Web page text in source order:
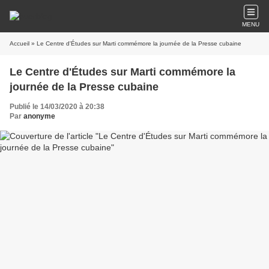
MENU
Accueil » Le Centre d'Études sur Marti commémore la journée de la Presse cubaine
Le Centre d'Études sur Marti commémore la
journée de la Presse cubaine
Publié le 14/03/2020 à 20:38
Par anonyme